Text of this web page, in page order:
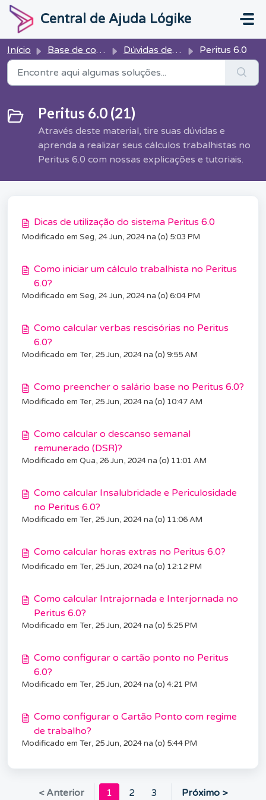
Ir para o conteúdo principal
Central de Ajuda Lógike
Início Base de conhecimento Dúvidas de Cálculo Peritus 6.0
Peritus 6.0 (21)
Através deste material, tire suas dúvidas e
aprenda a realizar seus cálculos trabalhistas no
Peritus 6.0 com nossas explicações e tutoriais.
Dicas de utilização do sistema Peritus 6.0
Modificado em Seg, 24 Jun, 2024 na (o) 5:03 PM
Como iniciar um cálculo trabalhista no Peritus
6.0?
Modificado em Seg, 24 Jun, 2024 na (o) 6:04 PM
Como calcular verbas rescisórias no Peritus
6.0?
Modificado em Ter, 25 Jun, 2024 na (o) 9:55 AM
Como preencher o salário base no Peritus 6.0?
Modificado em Ter, 25 Jun, 2024 na (o) 10:47 AM
Como calcular o descanso semanal
remunerado (DSR)?
Modificado em Qua, 26 Jun, 2024 na (o) 11:01 AM
Como calcular Insalubridade e Periculosidade
no Peritus 6.0?
Modificado em Ter, 25 Jun, 2024 na (o) 11:06 AM
Como calcular horas extras no Peritus 6.0?
Modificado em Ter, 25 Jun, 2024 na (o) 12:12 PM
Como calcular Intrajornada e Interjornada no
Peritus 6.0?
Modificado em Ter, 25 Jun, 2024 na (o) 5:25 PM
Como configurar o cartão ponto no Peritus
6.0?
Modificado em Ter, 25 Jun, 2024 na (o) 4:21 PM
Como configurar o Cartão Ponto com regime
de trabalho?
Modificado em Ter, 25 Jun, 2024 na (o) 5:44 PM
< Anterior 1 2 3 Próximo >